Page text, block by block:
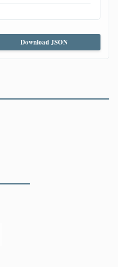
Download JSON